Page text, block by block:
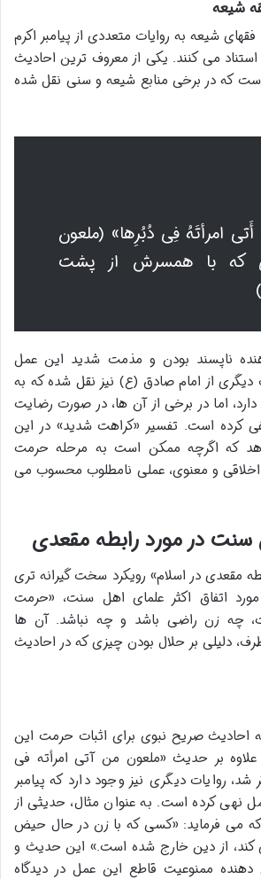
شیعه
شیعه به روایات متعددی از پیامبر اکرم
می کنند. یکی از معروف ترین احادیث
که در برخی منابع شیعه و سنی نقل شده
امرأتَهُ فِی دُبُرِها» (ملعون
که با همسرش از پشت
ناپسند بودن و مذمت شدید این عمل
از امام صادق (ع) نیز نقل شده که به
اما در برخی از آن ها، در صورت رضایت
کرده است. تفسیر «کراهت شدید» در این
که اگرچه ممکن است به مرحله حرمت
اخلاقی و معنوی، عملی نامطلوب محسوب می
سنت در مورد رابطه مقعدی
مقعدی در اسلام» رویکرد سخت گیرانه تری
اتفاق اکثر علمای اهل سنت، «حرمت
چه زن راضی باشد و چه نباشد. آن ها
دلیلی بر حلال بودن چیزی که در احادیث
احادیث صریح نبوی برای اثبات حرمت این
بر حدیث «ملعون من آتی امرأته فی
روایات دیگری نیز وجود دارد که پیامبر
نهی کرده است. به عنوان مثال، حدیثی از
می فرماید: «کسی که با زن در حال حیض
کند، از دین خارج شده است.» این حدیث و
دهنده ممنوعیت قاطع این عمل در دیدگاه